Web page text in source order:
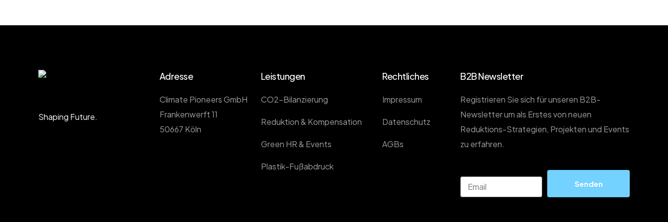
Shaping Future.
Adresse
Climate Pioneers GmbH
Frankenwerft 11
50667 Köln
Leistungen
CO2-Bilanzierung
Reduktion & Kompensation
Green HR & Events
Plastik-Fußabdruck
Rechtliches
Impressum
Datenschutz
AGBs
B2B Newsletter
Registrieren Sie sich für unseren B2B-
Newsletter um als Erstes von neuen
Reduktions-Strategien, Projekten und Events
zu erfahren.
Senden